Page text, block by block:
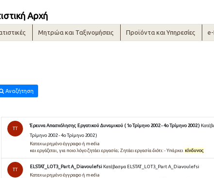
Αρχή
Μητρώα και Ταξινομήσεις Προϊόντα και Υπηρεσίες
Αναζήτηση
TT
Έρευνα Απασχόλησης Εργατικού Δυναμικού ( 1ο Τρίμηνο 2002 - 4ο Τρίμηνο 2002 )
Τρίμηνο 2002 - 4ο Τρίμηνο 2002 )
Καταχωρημένο έγγραφο ή media
και εργάζεται, για ποιο λόγο ζητάει εργασία; Ζητάει εργασία διότι: - Υπάρχει κίνδυνος
TT
ELSTAT_LOT3_Part A_Diavoulefsi Κατέβασμα ELSTAT_LOT3_Part A_Diavoulefsi
Καταχωρημένο έγγραφο ή media